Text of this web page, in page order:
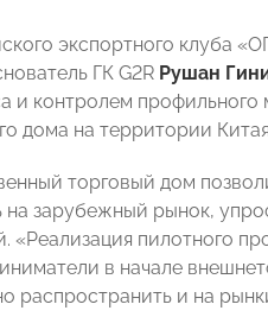
экспортного клуба
ГК G2R Рушан
и контролем
дома на территории
торговый дом
на зарубежный рынок,
«Реализация пилотного
в начале
распространить и на